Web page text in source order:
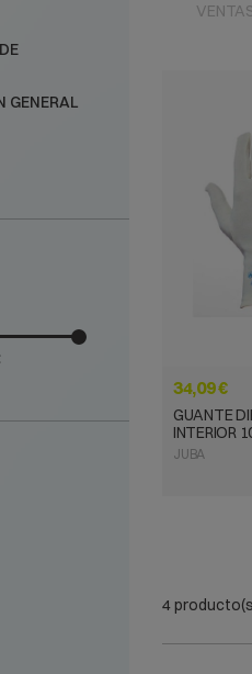
34,09 €
GUANTE
INTERIOR
JUBA
4
GENERAL